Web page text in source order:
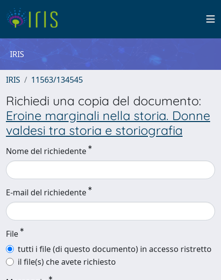
IRIS
IRIS 11563/134545
Richiedi una copia del documento:
Eroine marginali nella storia. Donne
valdesi tra storia e storiografia
Nome del richiedente
E-mail del richiedente
File
tutti i file (di questo documento) in accesso ristretto
il file(s) che avete richiesto